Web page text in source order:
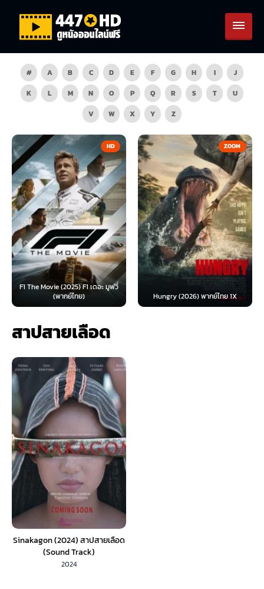
# A B C D E F G H I
J
K
L M N O P Q R S T
U
V
W X Y Z
HD
F1 The Movie (2025) F1 เดอะ มูฟวี่
(พากย์ไทย)
ZOOM
Hungry (2026) พากย์ไทย 1X
สาปสายเลือด
Sinakagon (2024) สาปสายเลือด
(Sound Track)
2024